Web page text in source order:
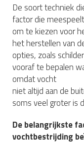
De soort techniek
factor die
om te kiezen voor
het herstellen van
opties, zoals
vooraf te bepalen
omdat vocht
niet altijd aan de
soms veel groter is
De belangrijkste
vochtbestrijding